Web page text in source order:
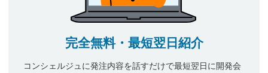
完全無料・最短翌日紹介
コンシェルジュに発注内容を話すだけで最短翌日に開発会